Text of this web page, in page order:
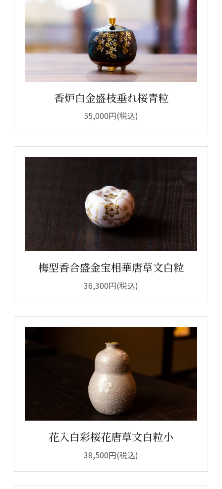
香炉白金盛枝垂れ桜青粒
55,000円(税込)
梅型香合盛金宝相華唐草文白粒
36,300円(税込)
花入白彩桜花唐草文白粒小
38,500円(税込)